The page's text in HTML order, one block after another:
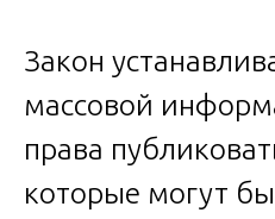
Закон
массовой
права
которые могут